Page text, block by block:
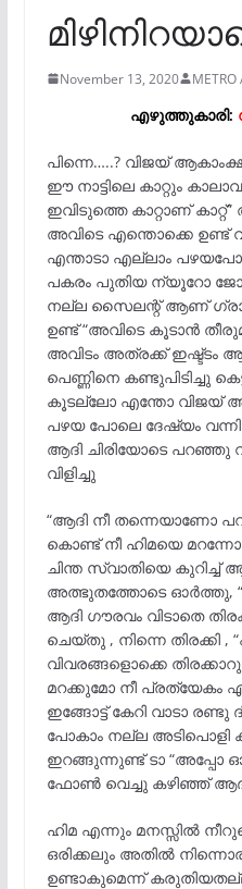
November 13, 2020
എഴുത്തുകാരി:
പിന്നെ…..? വിജയ്
ഈ നാട്ടിലെ കാറ്റും
ഇവിടുത്തെ കാറ്റാണ്
അവിടെ എന്തൊക്കെ ഉണ്ട്
എന്താടാ എല്ലാം
പകരം പുതിയ ന്യൂറോ
നല്ല സൈലന്റ് ആണ്
ഉണ്ട് “അവിടെ കൂടാൻ
അവിടം അത്രക്ക് ഇഷ്ട്ടം
പെണ്ണിനെ കണ്ടുപിടിച്ചു
കൂടല്ലോ എന്തോ വിജയ്
പഴയ പോലെ ദേഷ്യം
ആദി ചിരിയോടെ പറഞ്ഞു
വിളിച്ചു
“ആദി നീ തന്നെയാണോ
കൊണ്ട് നീ ഹിമയെ
ചിന്ത സ്വാതിയെ
അത്ഭുതത്തോടെ ഓർത്തു,
ആദി ഗൗരവം വിടാതെ
ചെയ്തു , നിന്നെ തിരക്കി ,
വിവരങ്ങളൊക്കെ
മറക്കുമോ നീ പ്രത്യേകം
ഇങ്ങോട്ട് കേറി വാടാ രണ്ടു
പോകാം നല്ല
ഇറങ്ങുന്നുണ്ട് ടാ “അപ്പോ
ഫോൺ വെച്ചു കഴിഞ്ഞ് ആദ്ി
ഹിമ എന്നും മനസ്സിൽ
ഒരിക്കലും അതിൽ
ഉണ്ടാകുമെന്ന്